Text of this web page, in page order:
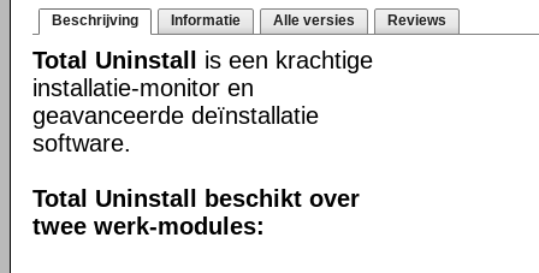
Beschrijving Informatie Alle versies Reviews
Total Uninstall
is een krachtige
installatie-monitor en
geavanceerde deïnstallatie
software.
Total Uninstall beschikt over
twee werk-modules: